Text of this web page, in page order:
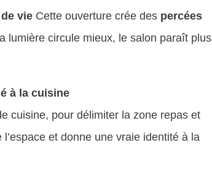
vie Cette ouverture crée des percées
lumière circule mieux, le salon paraît plus
à la cuisine
cuisine, pour délimiter la zone repas et
et donne une vraie identité à la